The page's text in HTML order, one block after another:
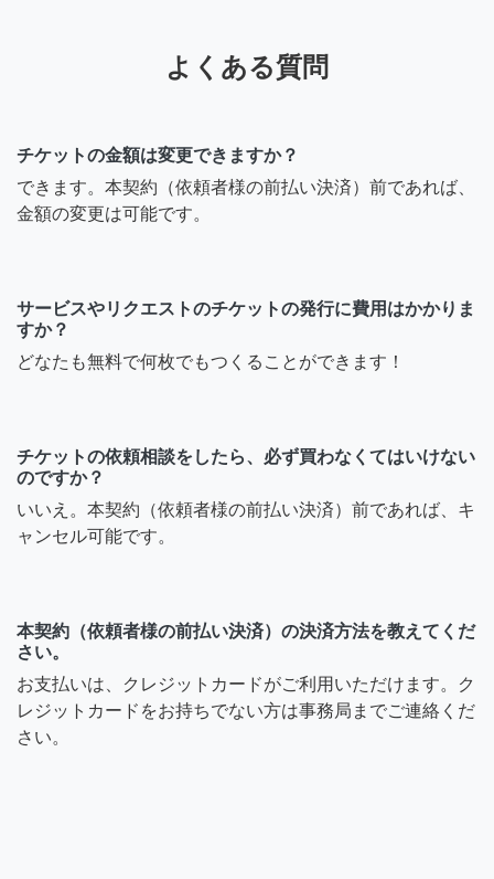
よくある質問
チケットの金額は変更できますか？
できます。本契約（依頼者様の前払い決済）前であれば、
金額の変更は可能です。
サービスやリクエストのチケットの発行に費用はかかりま
すか？
どなたも無料で何枚でもつくることができます！
チケットの依頼相談をしたら、必ず買わなくてはいけない
のですか？
いいえ。本契約（依頼者様の前払い決済）前であれば、キ
ャンセル可能です。
本契約（依頼者様の前払い決済）の決済方法を教えてくだ
さい。
お支払いは、クレジットカードがご利用いただけます。ク
レジットカードをお持ちでない方は事務局までご連絡くだ
さい。